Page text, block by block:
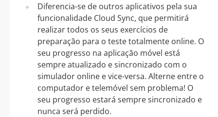
Diferencia-se de outros aplicativos pela sua
funcionalidade Cloud Sync, que permitirá
realizar todos os seus exercícios de
preparação para o teste totalmente online. O
seu progresso na aplicação móvel está
sempre atualizado e sincronizado com o
simulador online e vice-versa. Alterne entre o
computador e telemóvel sem problema! O
seu progresso estará sempre sincronizado e
nunca será perdido.